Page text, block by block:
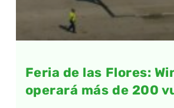
Feria de las Flores:
operará más de 200